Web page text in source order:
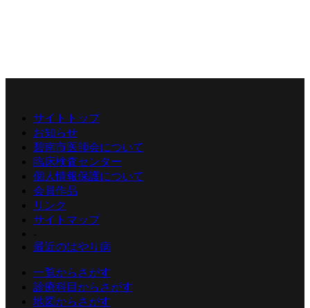
サイトトップ
お知らせ
碧南市医師会について
臨床検査センター
個人情報保護について
会員作品
リンク
サイトマップ
最近のはやり病
一覧からさがす
診療科目からさがす
地図からさがす